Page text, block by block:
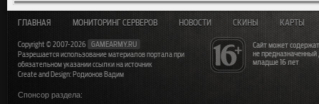
Сайт может
не
младше 16 лет
ГЛАВНАЯ МОНИТОРИНГ СЕРВЕРОВ НОВОСТИ СКИНЫ КАРТЫ
Copyright © 2007-2026
GAMEARMY.RU
Разрешается использование материалов портала при
обязательном указании ссылки на источник
Create and Design: Родионов Вадим
Спонсор раздела: